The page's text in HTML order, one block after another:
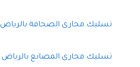
تسليك مجارى الصحافة بالرياض
تسليك مجارى المصانع بالرياض